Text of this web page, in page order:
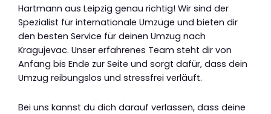
Hartmann aus Leipzig genau richtig! Wir sind der
Spezialist für internationale Umzüge und bieten dir
den besten Service für deinen Umzug nach
Kragujevac. Unser erfahrenes Team steht dir von
Anfang bis Ende zur Seite und sorgt dafür, dass dein
Umzug reibungslos und stressfrei verläuft.
Bei uns kannst du dich darauf verlassen, dass deine